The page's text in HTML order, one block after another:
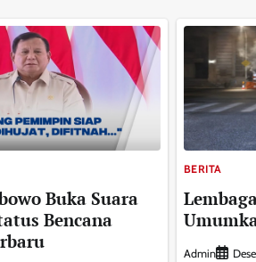
Buka Suara
Bencana
BERITA
Admin